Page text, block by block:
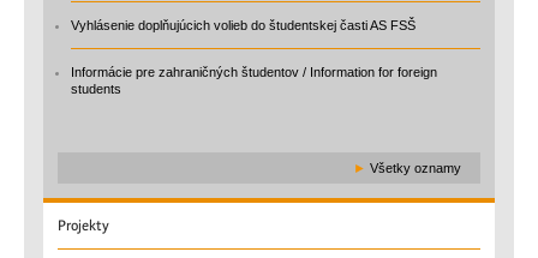
Vyhlásenie doplňujúcich volieb do študentskej časti AS FSŠ
Informácie pre zahraničných študentov / Information for foreign
students
► Všetky oznamy
Projekty